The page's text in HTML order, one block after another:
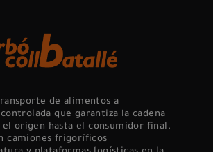
de alimentos a
que garantiza la cadena
origen hasta el consumidor final.
camiones frigoríficos